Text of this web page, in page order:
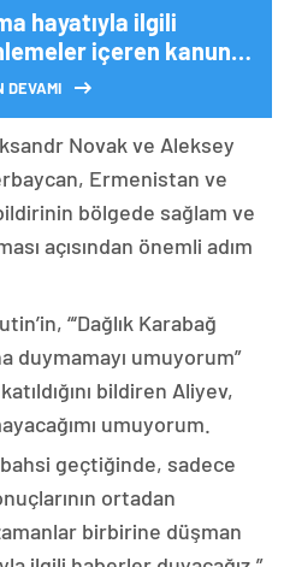
hayatıyla ilgili
içeren kanun
DEVAMI
Novak ve Aleksey
Ermenistan ve
bildirinin bölgede sağlam ve
açısından önemli adım
“‘Dağlık Karabağ
duymamayı umuyorum”
bildiren Aliyev,
umuyorum.
bahsi geçtiğinde, sadece
ortadan
birbirine düşman